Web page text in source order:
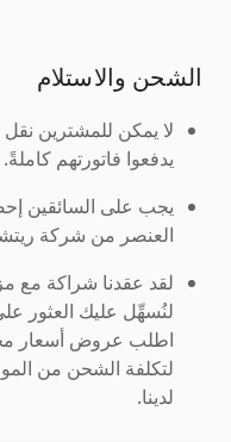
الشحن والاستلام
لا يمكن للمشترين
يدفعوا فاتورتهم كاملةً.
يجب على السائقين
العنصر من شركة
لقد عقدنا شراكة
لنُسهِّل عليك العثور
اطلب عروض أسعار
لتكلفة الشحن من
لدينا.